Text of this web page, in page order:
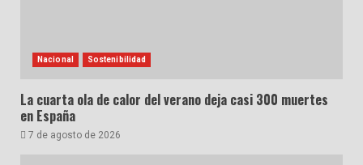
Nacional Sostenibilidad
La cuarta ola de calor del verano deja casi 300 muertes
en España
7 de agosto de 2026